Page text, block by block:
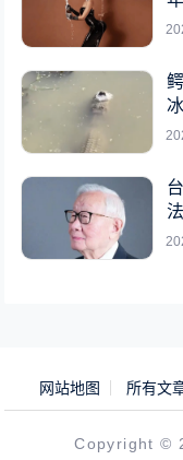
网站地图 所有文
Copyright ©